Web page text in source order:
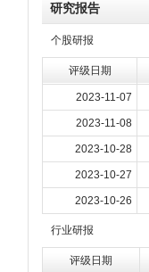
研究报告
个股研报
评级日期
2023-11-07
2023-11-08
2023-10-28
2023-10-27
2023-10-26
行业研报
评级日期